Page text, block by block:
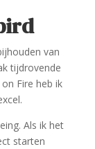
van
tijdrovende
Fire heb ik
Als ik het
starten